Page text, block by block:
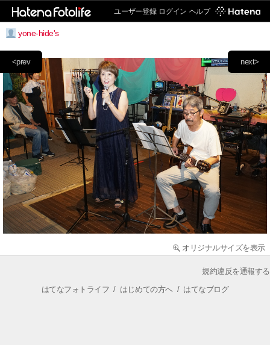
ユーザー登録 ログイン ヘルプ
yone-hide's
next>
<prev
オリジナルサイズを表示
規約違反を通報する
はてなフォトライフ / はじめての方へ/ はてなブログ